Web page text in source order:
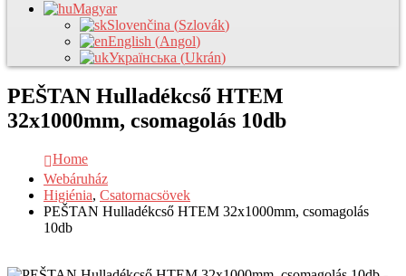
Magyar
Slovenčina (Szlovák)
English (Angol)
Українська (Ukrán)
PEŠTAN Hulladékcső HTEM
32x1000mm, csomagolás 10db
Home
Webáruház
Higiénia, Csatornacsövek
PEŠTAN Hulladékcső HTEM 32x1000mm, csomagolás
10db